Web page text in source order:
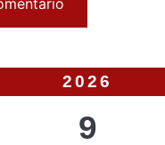
2026
9